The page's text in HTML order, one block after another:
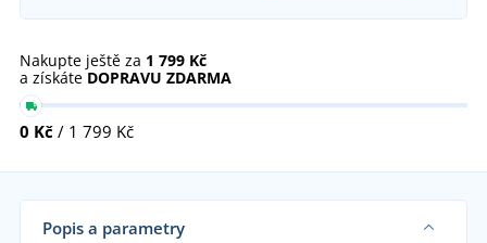
Nakupte ještě za 1 799 Kč
a získáte DOPRAVU ZDARMA
0 Kč / 1 799 Kč
Popis a parametry